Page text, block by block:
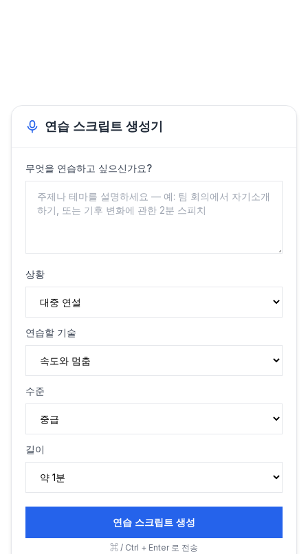
연습 스크립트 생성기
무엇을 연습하고 싶으신가요?
상황
연습할 기술
수준
길이
연습 스크립트 생성
⌘ / Ctrl + Enter 로 전송